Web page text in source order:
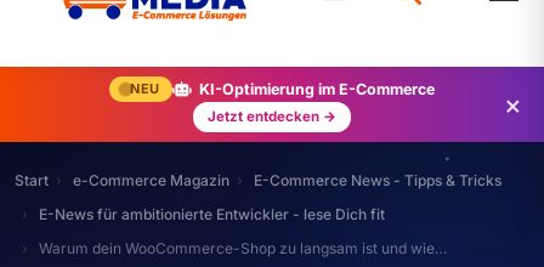
NEU KI-Optimierung im E-Commerce
Jetzt entdecken → ×
Start e-Commerce Magazin
E-Commerce News - Tipps & Tricks
E-News für ambitionierte Entwickler - lese Dich fit
Warum dein WooCommerce-Shop zu langsam ist und wie…